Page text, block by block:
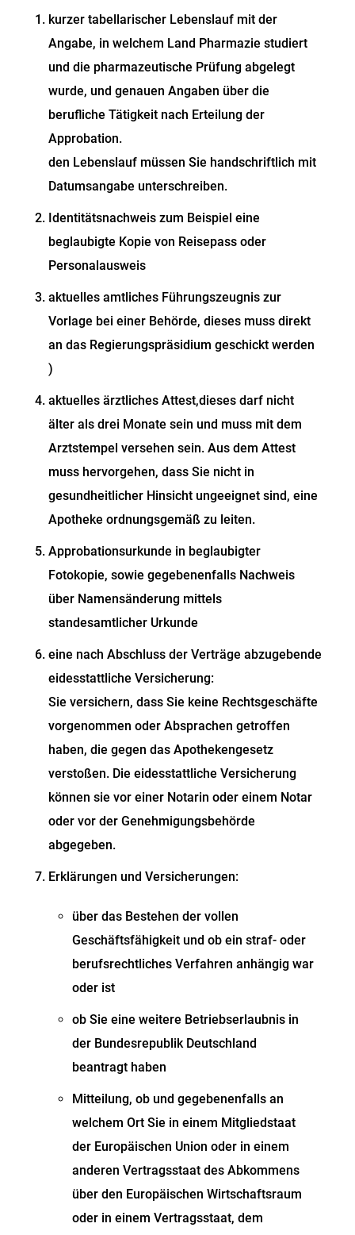
kurzer tabellarischer Lebenslauf mit der
Angabe, in welchem Land Pharmazie studiert
und die pharmazeutische Prüfung abgelegt
wurde, und genauen Angaben über die
berufliche Tätigkeit nach Erteilung der
Approbation.
den Lebenslauf müssen Sie handschriftlich mit
Datumsangabe unterschreiben.
Identitätsnachweis zum Beispiel eine
beglaubigte Kopie von Reisepass oder
Personalausweis
aktuelles amtliches Führungszeugnis zur
Vorlage bei einer Behörde, dieses muss direkt
an das Regierungspräsidium geschickt werden
)
aktuelles ärztliches Attest,dieses darf nicht
älter als drei Monate sein und muss mit dem
Arztstempel versehen sein. Aus dem Attest
muss hervorgehen, dass Sie nicht in
gesundheitlicher Hinsicht ungeeignet sind, eine
Apotheke ordnungsgemäß zu leiten.
Approbationsurkunde in beglaubigter
Fotokopie, sowie gegebenenfalls Nachweis
über Namensänderung mittels
standesamtlicher Urkunde
eine nach Abschluss der Verträge abzugebende
eidesstattliche Versicherung:
Sie versichern, dass Sie keine Rechtsgeschäfte
vorgenommen oder Absprachen getroffen
haben, die gegen das Apothekengesetz
verstoßen. Die eidesstattliche Versicherung
können sie vor einer Notarin oder einem Notar
oder vor der Genehmigungsbehörde
abgegeben.
Erklärungen und Versicherungen:
über das Bestehen der vollen
Geschäftsfähigkeit und ob ein straf- oder
berufsrechtliches Verfahren anhängig war
oder ist
ob Sie eine weitere Betriebserlaubnis in
der Bundesrepublik Deutschland
beantragt haben
Mitteilung, ob und gegebenenfalls an
welchem Ort Sie in einem Mitgliedstaat
der Europäischen Union oder in einem
anderen Vertragsstaat des Abkommens
über den Europäischen Wirtschaftsraum
oder in einem Vertragsstaat, dem